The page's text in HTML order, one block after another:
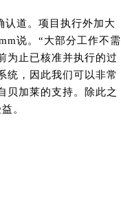
认道。项目执行外加大
说。“大部分工作不需
为止已核准并执行的过
统，因此我们可以非常
贝加莱的支持。除此之
。